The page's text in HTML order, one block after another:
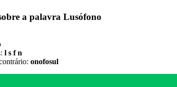
a palavra Lusófono
l s f n
onofosul